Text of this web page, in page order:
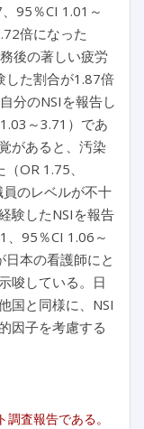
95％CI 1.01～
倍になった
後の著しい疲労
した割合が1.87倍
分のNSIを報告し
～3.71）であ
があると、汚染
OR 1.75、
のレベルが不十
験したNSIを報告
、95％CI 1.06～
本の看護師にと
唆している。日
国と同様に、NSI
因子を考慮する
査報告である。